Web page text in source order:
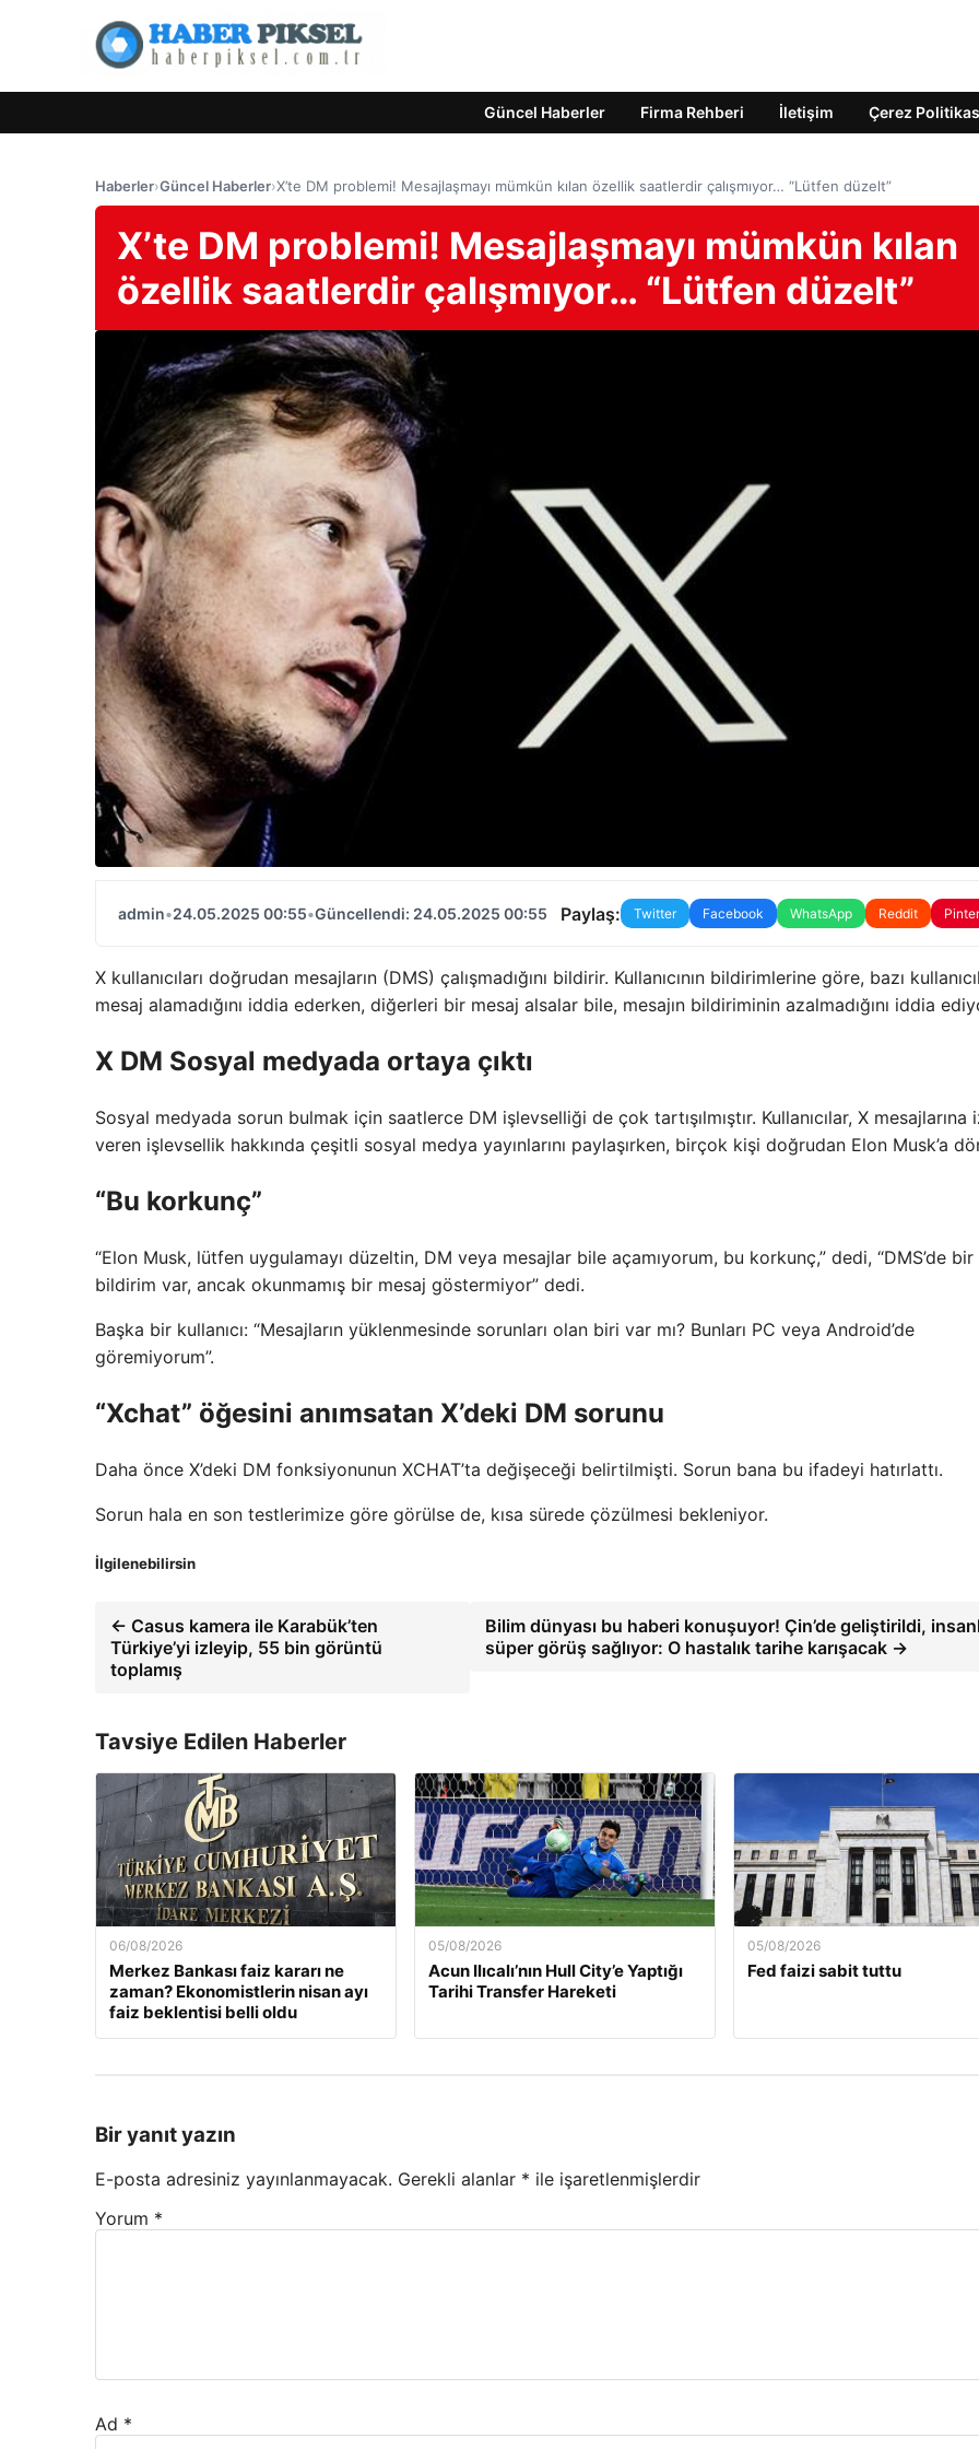
Güncel Haberler Firma Rehberi İletişim Çerez
Haberler›Güncel Haberler›X’te DM problemi! Mesajlaşmayı mümkün kılan özellik saatlerdir çalışmıyor… “Lütfen düzelt”
X’te DM problemi! Mesajlaşmayı mümkün kılan
özellik saatlerdir çalışmıyor… “Lütfen düzelt”
admin•24.05.2025 00:55•Güncellendi: 24.05.2025 00:55 Paylaş: Twitter Facebook WhatsApp Reddit
X kullanıcıları doğrudan mesajların (DMS) çalışmadığını bildirir. Kullanıcının bildirimlerine göre, bazı
mesaj alamadığını iddia ederken, diğerleri bir mesaj alsalar bile, mesajın bildiriminin azalmadığını iddia
X DM Sosyal medyada ortaya çıktı
Sosyal medyada sorun bulmak için saatlerce DM işlevselliği de çok tartışılmıştır. Kullanıcılar, X mesajlarına
veren işlevsellik hakkında çeşitli sosyal medya yayınlarını paylaşırken, birçok kişi doğrudan Elon Musk’a
“Bu korkunç”
“Elon Musk, lütfen uygulamayı düzeltin, DM veya mesajlar bile açamıyorum, bu korkunç,” dedi, “DMS’de bir
bildirim var, ancak okunmamış bir mesaj göstermiyor” dedi.
Başka bir kullanıcı: “Mesajların yüklenmesinde sorunları olan biri var mı? Bunları PC veya Android’de
göremiyorum”.
“Xchat” öğesini anımsatan X’deki DM sorunu
Daha önce X’deki DM fonksiyonunun XCHAT’ta değişeceği belirtilmişti. Sorun bana bu ifadeyi hatırlattı.
Sorun hala en son testlerimize göre görülse de, kısa sürede çözülmesi bekleniyor.
İlgilenebilirsin
← Casus kamera ile Karabük’ten
Türkiye’yi izleyip, 55 bin görüntü
toplamış
Bilim dünyası bu haberi konuşuyor! Çin’de geliştirildi,
süper görüş sağlıyor: O hastalık tarihe karışacak →
Tavsiye Edilen Haberler
06/08/2026
Merkez Bankası faiz kararı ne
zaman? Ekonomistlerin nisan ayı
faiz beklentisi belli oldu
05/08/2026
Acun Ilıcalı’nın Hull City’e Yaptığı
Tarihi Transfer Hareketi
05/08/2026
Fed faizi sabit tuttu
Bir yanıt yazın
E-posta adresiniz yayınlanmayacak. Gerekli alanlar * ile işaretlenmişlerdir
Yorum *
Ad *